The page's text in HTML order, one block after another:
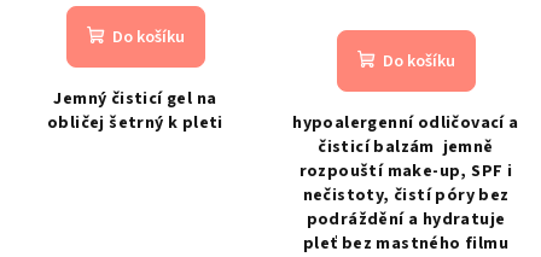
Do košíku
Jemný čisticí gel na
obličej šetrný k pleti
Do košíku
hypoalergenní odličovací a
čisticí balzám jemně
rozpouští make-up, SPF i
nečistoty, čistí póry bez
podráždění a hydratuje
pleť bez mastného filmu